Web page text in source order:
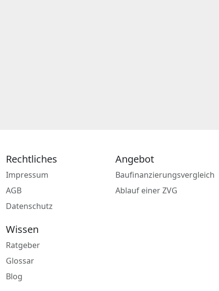
Rechtliches
Impressum
AGB
Datenschutz
Angebot
Baufinanzierungsvergleich
Ablauf einer ZVG
Wissen
Ratgeber
Glossar
Blog